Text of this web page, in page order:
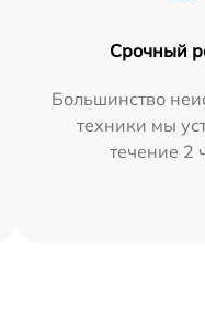
Срочный
Большинство
техники мы
течение 2